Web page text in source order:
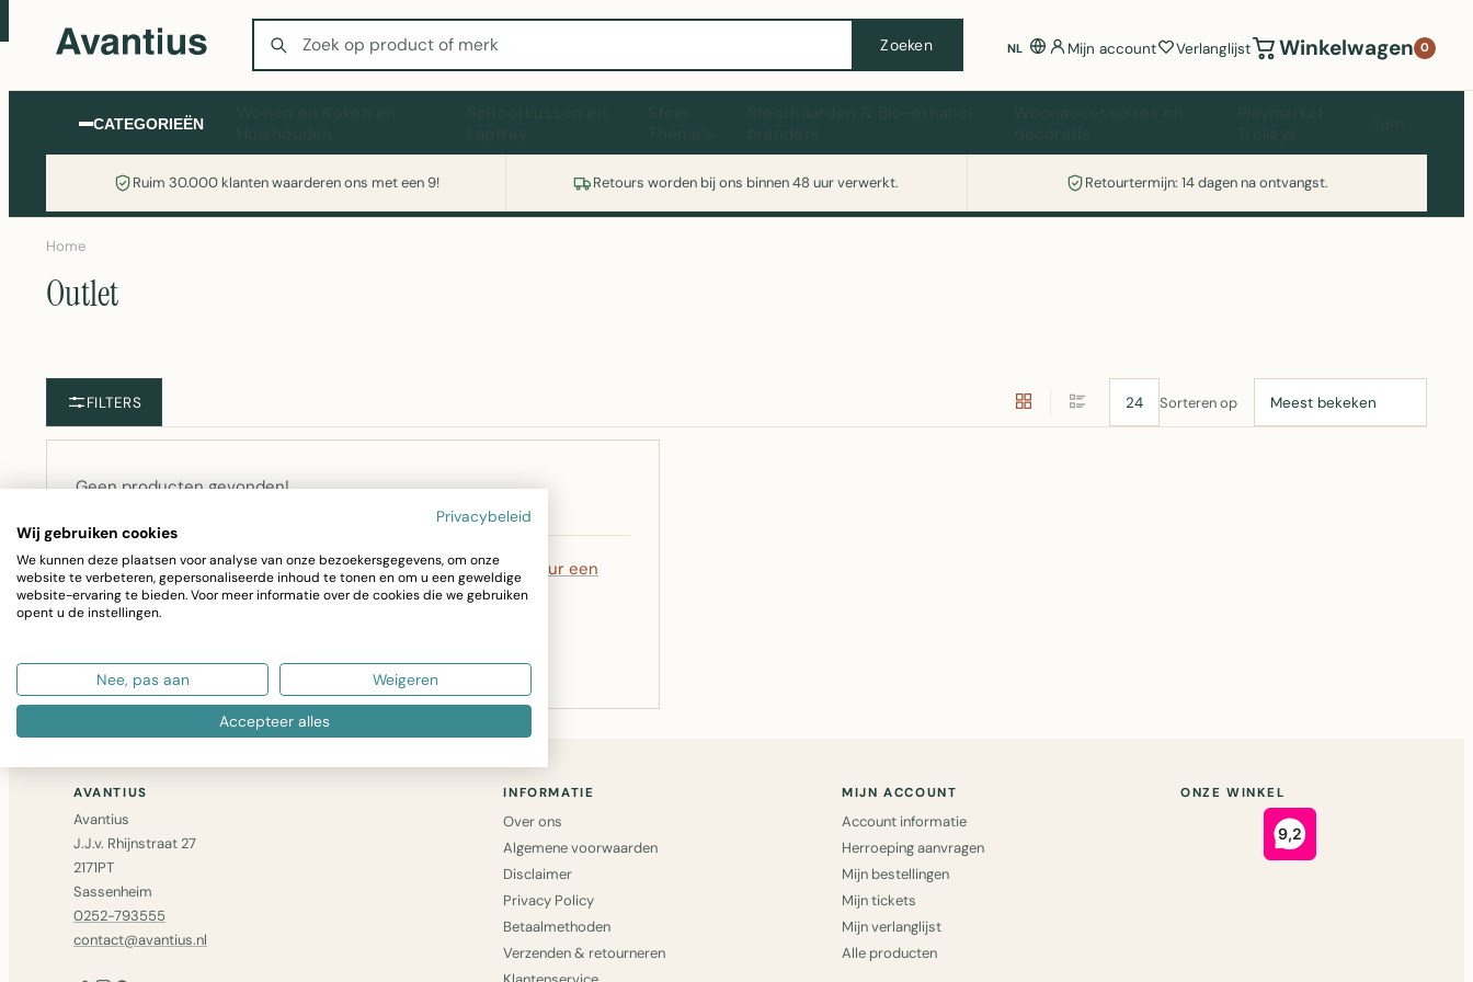
Zoeken
Zoeken NL Mijn account Verlanglijst Winkelwagen 0
CATEGORIEËN
Ruim 30.000 klanten waarderen ons met een 9! Retours worden bij ons binnen 48 uur verwerkt. Retourtermijn: 14 dagen na ontvangst.
Wasmachine of koelkast nodig? Vergelijk alle prijzen op Witgoedaanbod.nl
Home
Outlet
FILTERS Sorteren op
Geen producten gevonden!
Niet gevonden wat u zocht? Bel ons op0252 – 793555of
stuur een
bericht— we zoeken het voor u op.
GA VERDER MET WINKELEN
AVANTIUS
Avantius
J.J.v. Rhijnstraat 27
2171PT
Sassenheim
0252-793555
contact@avantius.nl
INFORMATIE
Over ons
Algemene voorwaarden
Disclaimer
Privacy Policy
Betaalmethoden
Verzenden & retourneren
MIJN ACCOUNT
Account informatie
Herroeping aanvragen
Mijn bestellingen
Mijn tickets
Mijn verlanglijst
Alle producten
ONZE WINKEL
Privacybeleid
Wij gebruiken cookies
We kunnen deze plaatsen voor analyse van onze bezoekersgegevens, om onze
website te verbeteren, gepersonaliseerde inhoud te tonen en om u een geweldige
website-ervaring te bieden. Voor meer informatie over de cookies die we gebruiken
opent u de instellingen.
Nee, pas aan Weigeren
Accepteer alles